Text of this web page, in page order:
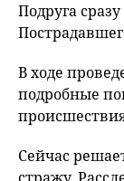
Подруга
В ходе
подробные
Сейчас